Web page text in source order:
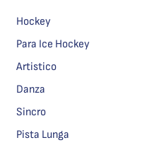
Hockey
Para Ice Hockey
Artistico
Danza
Sincro
Pista Lunga